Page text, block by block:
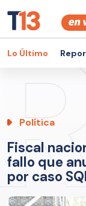
Lo Último
Política
Fiscal
fallo que
por caso